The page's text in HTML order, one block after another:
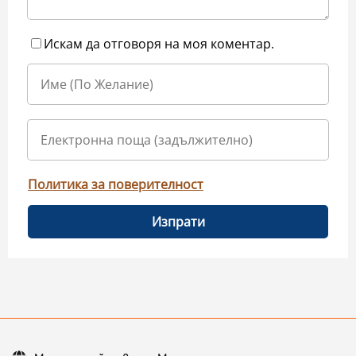
Искам да отговоря на моя коментар.
Политика за поверителност
Изпрати